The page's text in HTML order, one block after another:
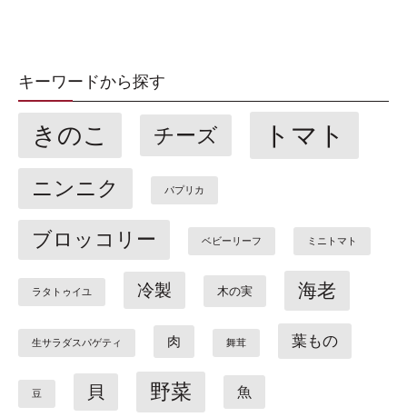
キーワードから探す
きのこ チーズ トマト
ニンニク パプリカ
ブロッコリー ベビーリーフ ミニトマト
ラタトゥイユ 冷製 木の実 海老
生サラダスパゲティ 肉 舞茸 葉もの
豆 貝 野菜 魚